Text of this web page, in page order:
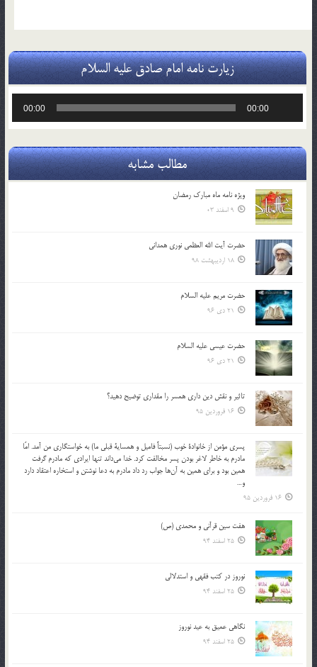
زیارت نامه امام صادق علیه السلام
00:00
00:00
مطالب مشابه
ویژه نامه ماه مبارک رمضان
9 اسفند 03
حضرت آیت الله العظمی نوری همدانی
18 اردیبهشت 98
حضرت مریم علیه السلام
21 دی 96
حضرت عیسی علیه السلام
21 دی 96
تاثير و نقش دين داري همسر را مقداري توضيح دهيد؟
16 فروردین 95
پسري مؤمن از خانوادة خوب (نسبتاً فاميل و همساية قبلي ما) به خواستگاري من آمد. امّا
مادرم به خاطر لاغر بودن پسر مخالفت كرد. خدا مي‌داند تنها ايرادي كه مادرم گرفت
همين بود و براي همين به آن‌ها جواب رد داد مادرم به دعا نوشتن و استخاره اعتقاد دارد
و…
16 فروردین 95
هفت سین قرآنی و محمدی (ص)
25 اسفند 94
نوروز در كتب فقهى و استدلالى‏
25 اسفند 94
نگاهى عميق به عيد نوروز
25 اسفند 94